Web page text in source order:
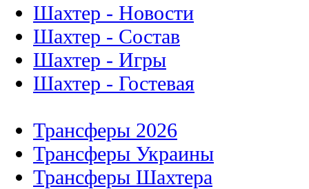
Шахтер - Новости
Шахтер - Состав
Шахтер - Игры
Шахтер - Гостевая
Трансферы 2026
Трансферы Украины
Трансферы Шахтера